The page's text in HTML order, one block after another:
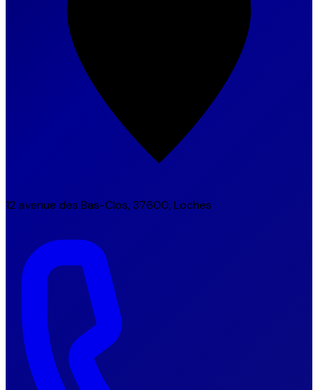
12 avenue des Bas-Clos, 37600, Loches